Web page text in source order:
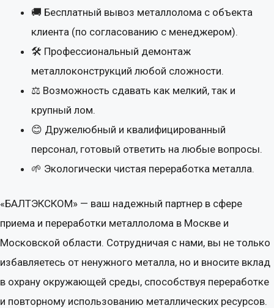
🚚 Бесплатный вывоз металлолома с объекта
клиента (по согласованию с менеджером).
🛠 Профессиональный демонтаж
металлоконструкций любой сложности.
⚖ Возможность сдавать как мелкий, так и
крупный лом.
😊 Дружелюбный и квалифицированный
персонал, готовый ответить на любые вопросы.
🌱 Экологически чистая переработка металла.
«БАЛТЭКСКОМ» — ваш надежный партнер в сфере
приема и переработки металлолома в Москве и
Московской области. Сотрудничая с нами, вы не только
избавляетесь от ненужного металла, но и вносите вклад
в охрану окружающей среды, способствуя переработке
и повторному использованию металлических ресурсов.